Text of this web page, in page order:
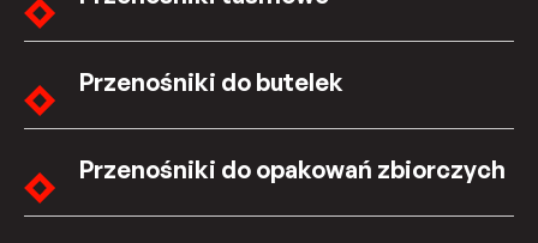
Przenośniki do butelek
Przenośniki do opakowań zbiorczych